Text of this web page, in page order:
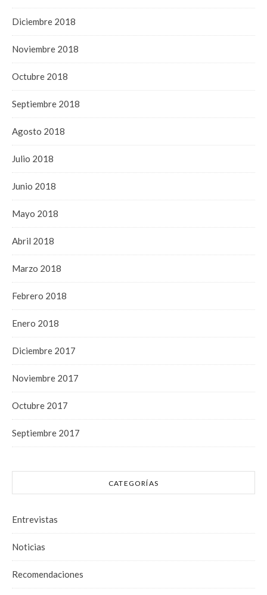
Diciembre 2018
Noviembre 2018
Octubre 2018
Septiembre 2018
Agosto 2018
Julio 2018
Junio 2018
Mayo 2018
Abril 2018
Marzo 2018
Febrero 2018
Enero 2018
Diciembre 2017
Noviembre 2017
Octubre 2017
Septiembre 2017
CATEGORÍAS
Entrevistas
Noticias
Recomendaciones